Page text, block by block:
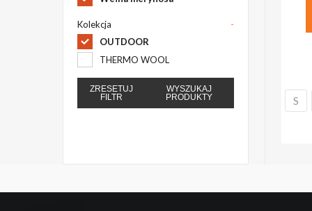
Kolekcja
-
OUTDOOR
THERMO WOOL
ZRESETUJ
FILTR
WYSZUKAJ
PRODUKTY
S